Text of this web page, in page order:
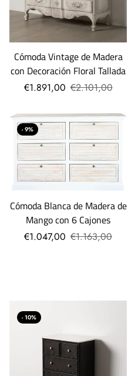
Cómoda Vintage de Madera
con Decoración Floral Tallada
€1.891,00 €2.101,00
- 9%
Cómoda Blanca de Madera de
Mango con 6 Cajones
€1.047,00 €1.163,00
- 10%